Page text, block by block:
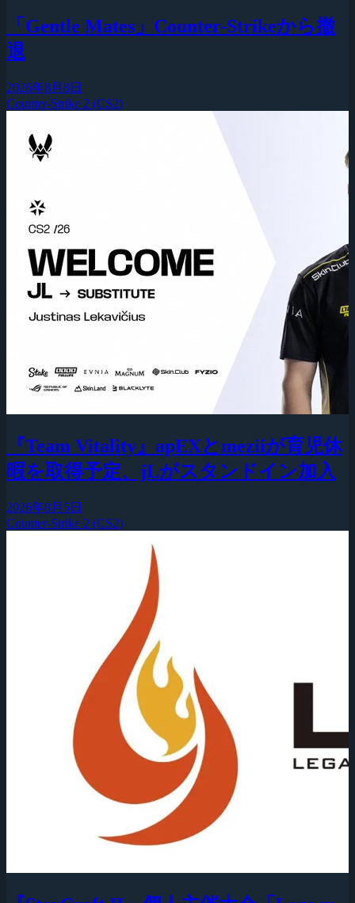
「Gentle Mates」Counter-Strikeから撤
退
2026年8月8日
Counter-Strike 2 (CS2)
『Team Vitality』apEXとmeziiが育児休
暇を取得予定、jLがスタンドイン加入
2026年8月5日
Counter-Strike 2 (CS2)